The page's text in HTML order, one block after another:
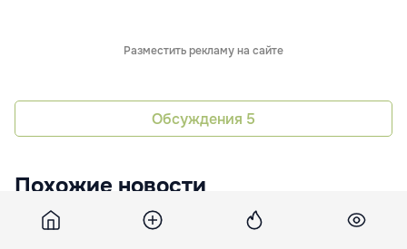
Разместить рекламу на сайте
Обсуждения 5
Похожие новости